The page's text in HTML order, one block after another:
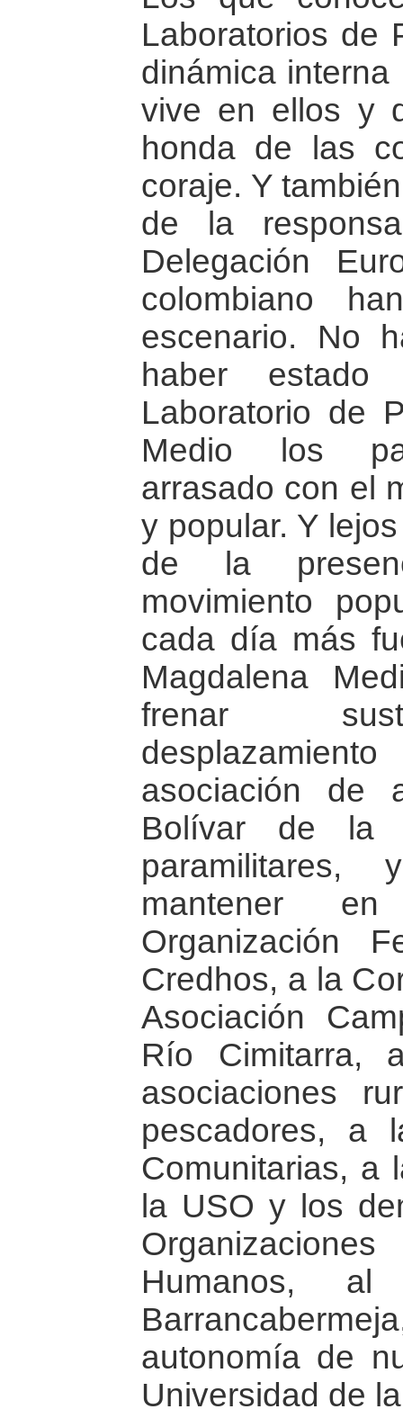
Laboratorios de
dinámica
vive en ellos y
honda de las
coraje. Y
de la
Delegación
colombiano
escenario. No
haber
Laboratorio de
Medio los
arrasado con el
y popular. Y
de la
movimiento
cada día más
Magdalena
frenar
asociación de
Bolívar de la
paramilitares,
mantener
Organización
Credhos, a la
Asociación
Río
asociaciones
pescadores, a
Comunitarias, a
la USO y los
Humanos,
autonomía de
Universidad de